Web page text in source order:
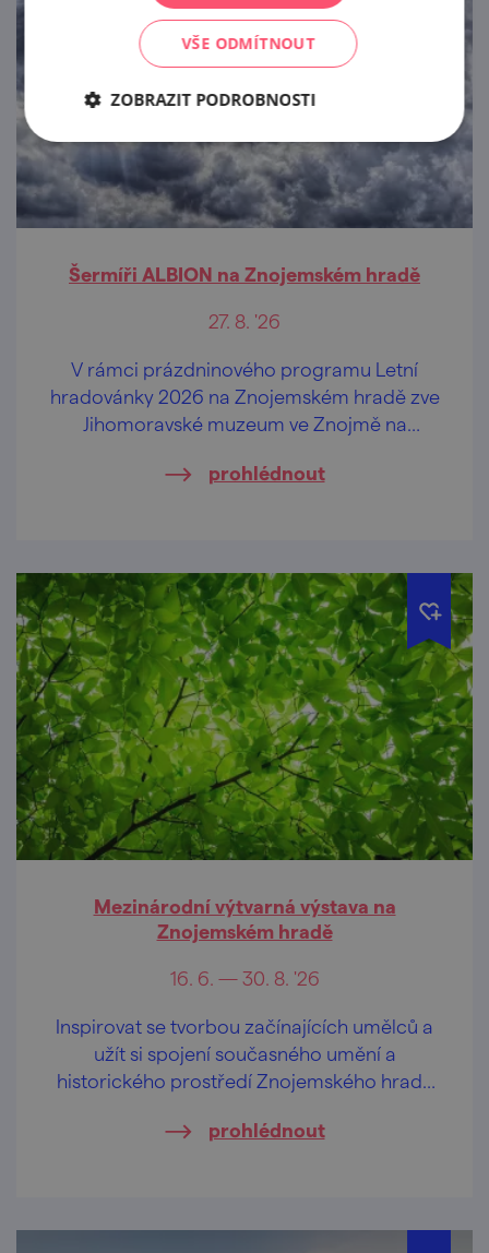
Šermíři ALBION na Znojemském hradě
27. 8. '26
V rámci prázdninového programu Letní
hradovánky 2026 na Znojemském hradě zve
Jihomoravské muzeum ve Znojmě na
prohlédnout
Mezinárodní výtvarná výstava na
Znojemském hradě
16. 6. — 30. 8. '26
Inspirovat se tvorbou začínajících umělců a
užít si spojení současného umění a
historického prostředí Znojemského hradu
června a potrvá až do 30. srpna 2026.
prohlédnout
VŠE ODMÍTNOUT
ZOBRAZIT PODROBNOSTI